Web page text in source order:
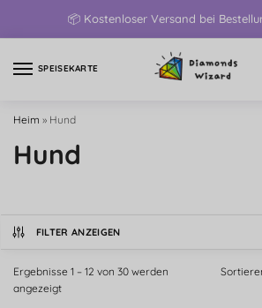
📦 Kostenloser Versand bei
SPEISEKARTE
Heim » Hund
Hund
FILTER ANZEIGEN
Ergebnisse 1 – 12 von 30 werden
angezeigt